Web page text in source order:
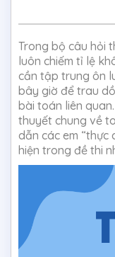
Trong bộ câu hỏi
luôn chiếm tỉ lệ
cần tập trung ôn
bây giờ để trau
bài toán liên
thuyết chung về
dẫn các em “thực
hiện trong đề thi